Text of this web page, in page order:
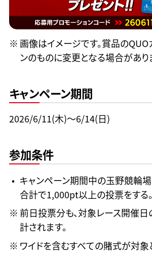
画像はイメージです。賞品の
ンのものに変更となる場合があり
キャンペーン期間
2026/6/11(木)〜6/14(日)
参加条件
キャンペーン期間中の玉野競輪
合計で1,000pt以上の投票をする。
前日投票分も、対象レース開催
計されます。
ワイドを含むすべての賭式が対象